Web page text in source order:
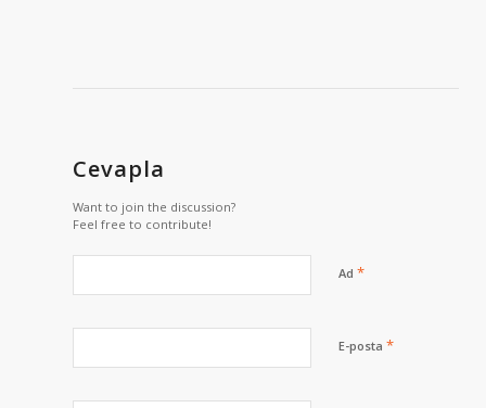
Cevapla
Want to join the discussion?
Feel free to contribute!
Ad *
E-posta *